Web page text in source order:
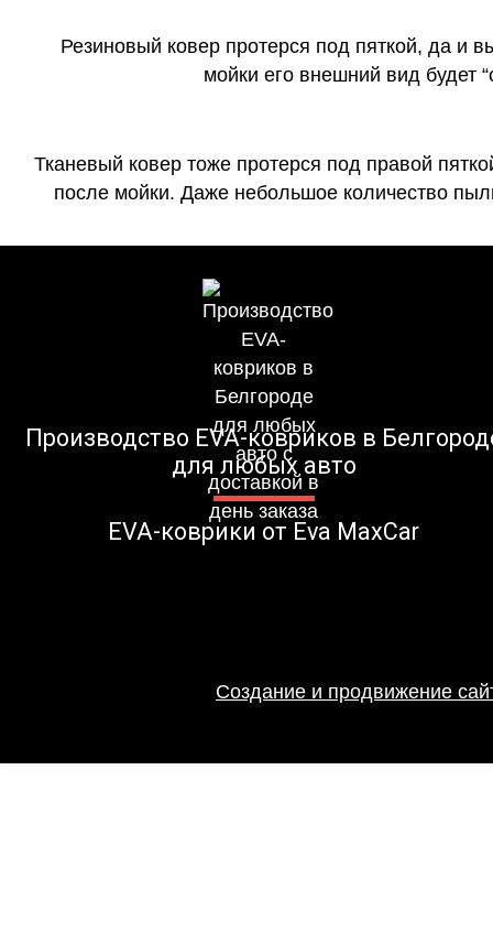
Резиновый ковер протерся под пяткой, да и
мойки его внешний вид будет
Тканевый ковер тоже протерся под правой
после мойки. Даже небольшое количество
Производство EVA-ковриков в
для любых авто
EVA-коврики от Eva MaxCar
Создание и продвижение